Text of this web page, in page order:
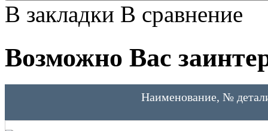
В закладки В сравнение
Возможно Вас
Наименование, №